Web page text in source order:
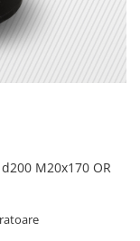
M20x170 OR